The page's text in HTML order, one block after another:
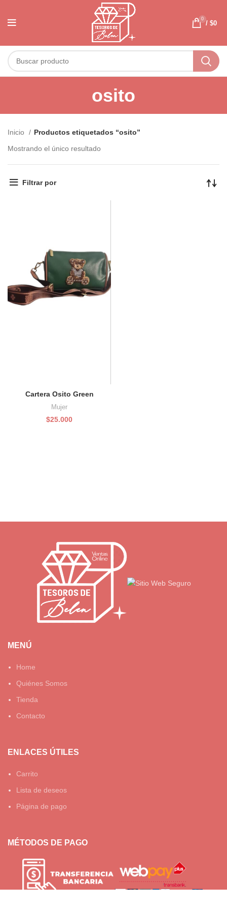
0
/ $0
osito
Inicio
Productos etiquetados “osito”
Mostrando el único resultado
Filtrar por
Cartera Osito Green
Mujer
$25.000
MENÚ
Home
Quiénes Somos
Tienda
Contacto
ENLACES ÚTILES
Carrito
Lista de deseos
Página de pago
MÉTODOS DE PAGO